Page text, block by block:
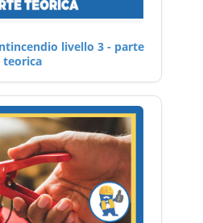
livello 3 - parte
teorica